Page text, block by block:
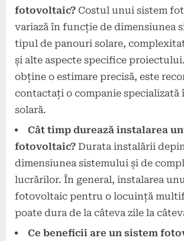
fotovoltaic? Costul unui sistem
variază în funcție de dimensiunea
tipul de panouri solare,
și alte aspecte specifice
obține o estimare precisă, este
contactați o companie specializată
solară.
Cât timp durează instalarea
fotovoltaic? Durata instalării
dimensiunea sistemului și de
lucrărilor. În general, instalarea
fotovoltaic pentru o locuință
poate dura de la câteva zile la
Ce beneficii are un sistem